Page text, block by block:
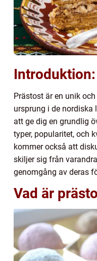
Introduktion:
Prästost är en unik
ursprung i de nordiska
att ge dig en grundlig
typer, popularitet, och
kommer också att
skiljer sig från
genomgång av deras
Vad är